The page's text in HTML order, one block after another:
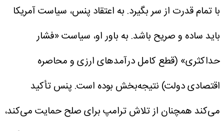
با تمام قدرت از سر بگیرد. به اعتقاد پنس، سیاست آمریکا
باید ساده و صریح باشد. به باور او، سیاست «فشار
حداکثری» (قطع کامل درآمدهای ارزی و محاصره
اقتصادی دولت) نتیجه‌بخش بوده است. پنس تأکید
می‌کند همچنان از تلاش ترامپ برای صلح حمایت می‌کند،